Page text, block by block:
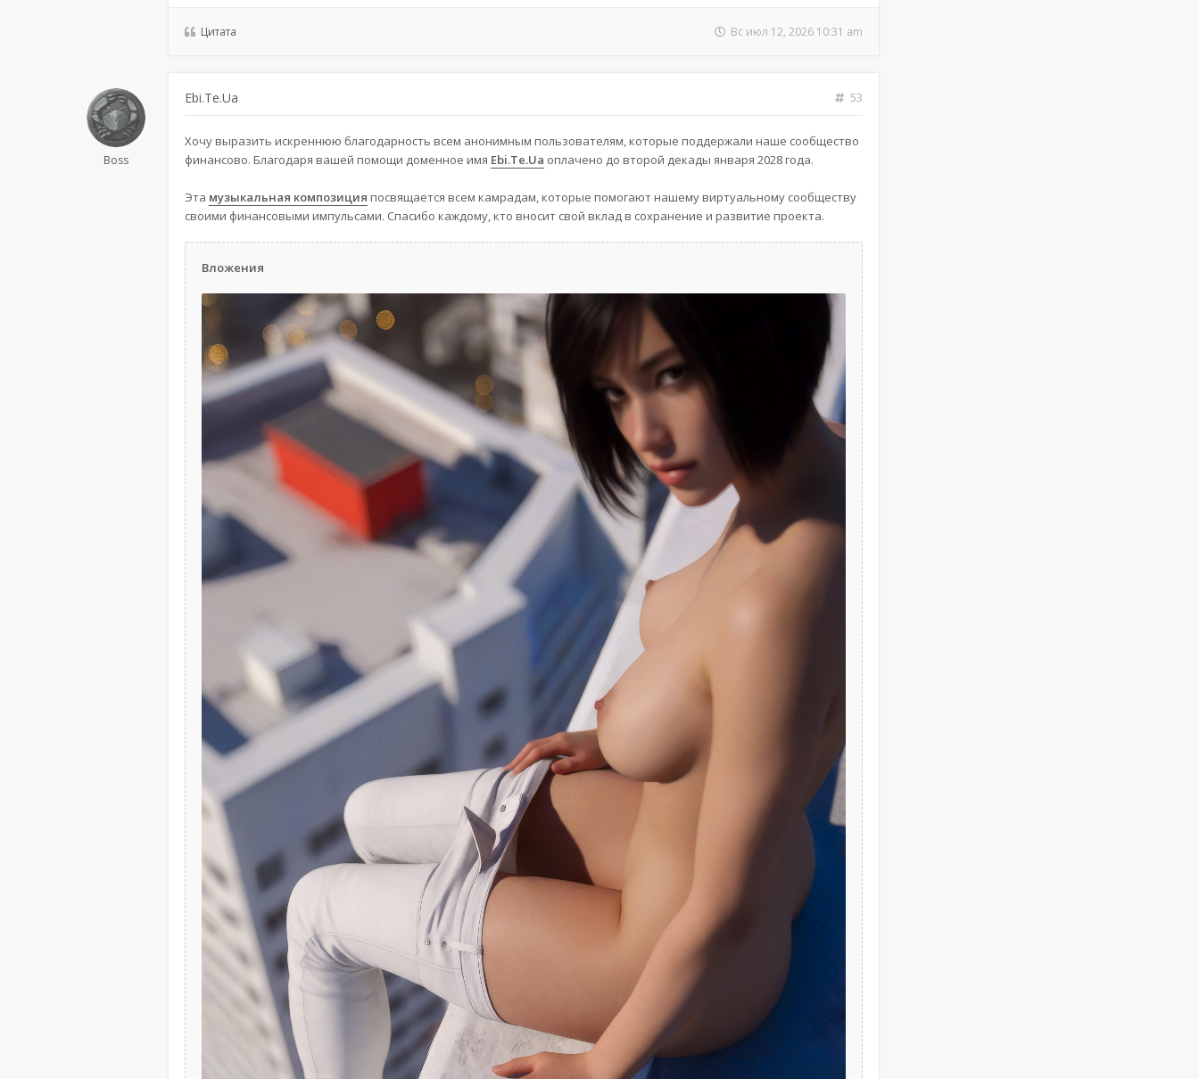
Цитата Вс июл 12, 2026 10:31 am
Boss
Ebi.Te.Ua 53
Хочу выразить искреннюю благодарность всем анонимным пользователям, которые поддержали наше сообщество
финансово. Благодаря вашей помощи доменное имя Ebi.Te.Ua оплачено до второй декады января 2028 года.
Эта музыкальная композиция посвящается всем камрадам, которые помогают нашему виртуальному сообществу
своими финансовыми импульсами. Спасибо каждому, кто вносит свой вклад в сохранение и развитие проекта.
Вложения